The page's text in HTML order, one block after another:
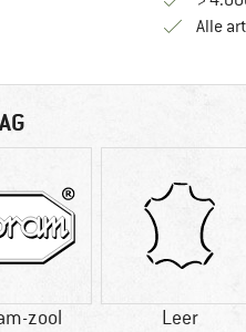
Alle
zool Leer